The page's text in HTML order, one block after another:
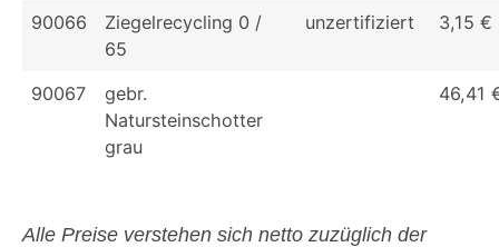
90066
Ziegelrecycling 0 /
65
unzertifiziert 3,15 €
90067
gebr.
Natursteinschotter
grau
46,41
Alle Preise verstehen sich netto zuzüglich der